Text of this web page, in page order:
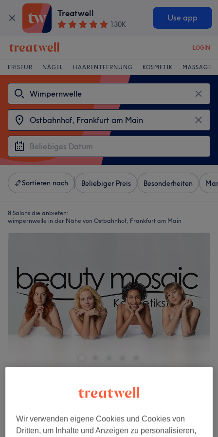
Treatwell
130K
Use app
LOGIN
FRISEUR NÄGEL HAARENTFERNUNG KOSMETIK MASSAGE
Sortieren nach Beliebiger Preis Besonderheiten
8 Salons die anbieten:
wimpernwelle in der Nähe von Ostbahnhof, Frankfurt am Main
3503 Bewertungen
Ostend, Frankfurt am Main
Auf Karte anzeigen
1 Std.
Wir verwenden eigene Cookies und Cookies von
Dritten, um Inhalte und Anzeigen zu personalisieren,